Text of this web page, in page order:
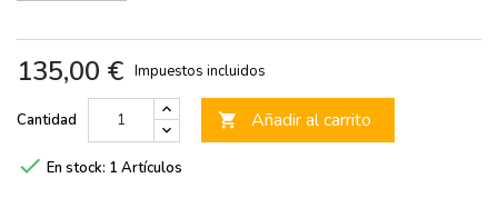
135,00 € Impuestos incluidos
Cantidad  Añadir al carrito
 En stock: 1 Artículos